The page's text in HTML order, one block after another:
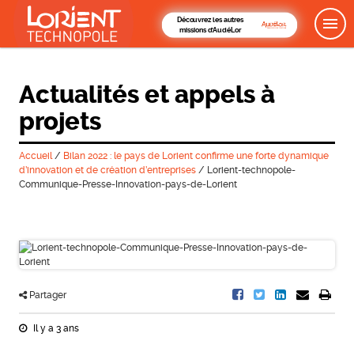
Découvrez les autres
missions d'AudéLor
Actualités et appels à
projets
Accueil/ Bilan 2022 : le pays de Lorient confirme une forte dynamique
d’innovation et de création d’entreprises/ Lorient-technopole-
Communique-Presse-Innovation-pays-de-Lorient
Partager
Il y a 3 ans